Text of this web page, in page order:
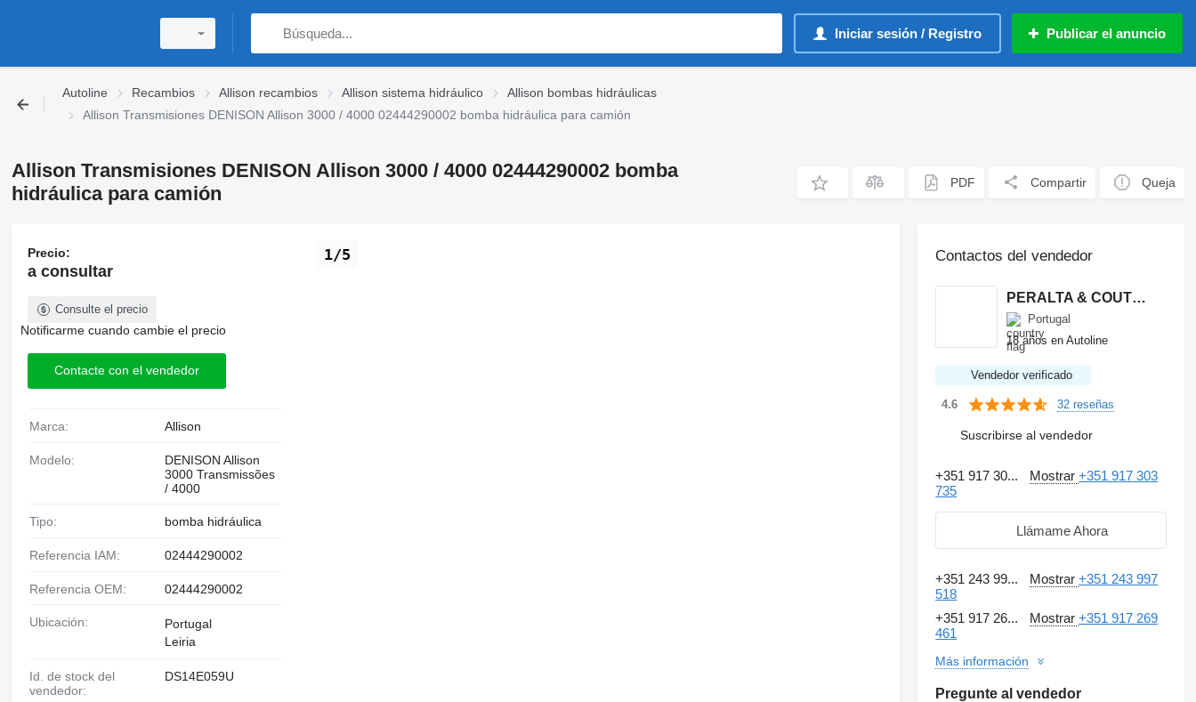
Iniciar sesión / Registro Publicar el anuncio
Autoline Recambios Allison recambios Allison sistema hidráulico
Allison bombas hidráulicas
Allison Transmisiones DENISON Allison 3000 / 4000 02444290002 bomba hidráulica para camión
Allison Transmisiones DENISON Allison 3000 / 4000 02444290002 bomba
hidráulica para camión
PDF Compartir Queja
1/5
Precio:
a consultar
Consulte el precio
Notificarme cuando cambie el precio
Contacte con el vendedor
Marca: Allison
Modelo:
DENISON Allison
3000 Transmissões
/ 4000
Tipo: bomba hidráulica
Referencia IAM: 02444290002
Referencia OEM: 02444290002
Ubicación:
Portugal
Leiria
Id. de stock del
vendedor:
DS14E059U
Contactos del vendedor
PERALTA & COUTINHO S.A.
Portugal
18 años en Autoline
Vendedor verificado
4.6 32 reseñas
Suscribirse al vendedor
+351 917 30... Mostrar+351 917 303
735
Llámame Ahora
+351 243 99... Mostrar+351 243 997
518
+351 917 26...
Mostrar+351 917 269
461
Más información
Pregunte al vendedor